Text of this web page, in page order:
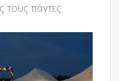
τους πάντες.